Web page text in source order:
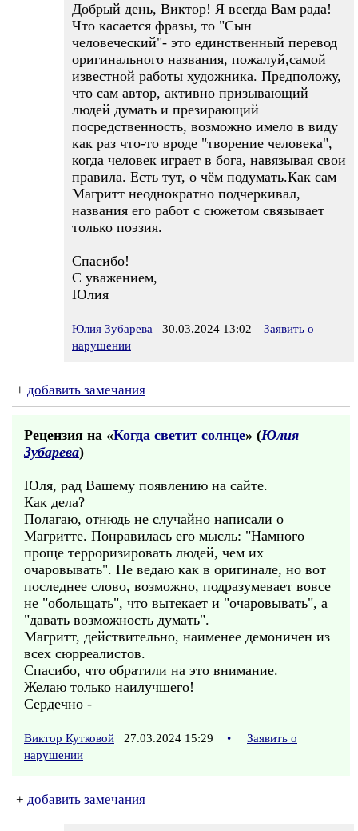
Добрый день, Виктор! Я всегда Вам рада!
Что касается фразы, то "Сын
человеческий"- это единственный перевод
оригинального названия, пожалуй,самой
известной работы художника. Предположу,
что сам автор, активно призывающий
людей думать и презирающий
посредственность, возможно имело в виду
как раз что-то вроде "творение человека",
когда человек играет в бога, навязывая свои
правила. Есть тут, о чём подумать.Как сам
Магритт неоднократно подчеркивал,
названия его работ с сюжетом связывает
только поэзия.
Спасибо!
С уважением,
Юлия
Юлия Зубарева 30.03.2024 13:02
Заявить о
нарушении
+ добавить замечания
Рецензия на «Когда светит солнце» (Юлия
Зубарева)
Юля, рад Вашему появлению на сайте.
Как дела?
Полагаю, отнюдь не случайно написали о
Магритте. Понравилась его мысль: "Намного
проще терроризировать людей, чем их
очаровывать". Не ведаю как в оригинале, но вот
последнее слово, возможно, подразумевает вовсе
не "обольщать", что вытекает и "очаровывать", а
"давать возможность думать".
Магритт, действительно, наименее демоничен из
всех сюрреалистов.
Спасибо, что обратили на это внимание.
Желаю только наилучшего!
Сердечно -
Виктор Кутковой 27.03.2024 15:29 •
Заявить о
нарушении
+ добавить замечания